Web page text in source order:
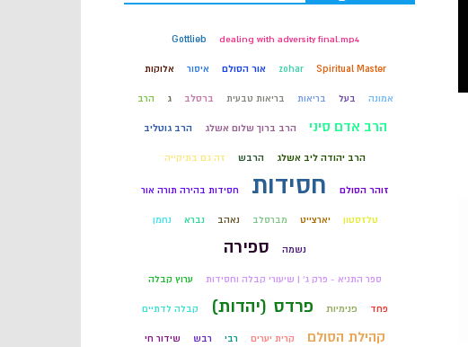
dealing with adversity final.mp4
Gottlieb
Spiritual Master
zohar אור הסולם איסור אלוקות
אמונה בעל בריאות בריאות טבעית ברסלב ג הרב
הרב אדם סיני הרב ברוך שלום אשלג הרב גוטליב
הרב יהודה ליב אשלג הרבש זה גם בתיקייה
זוהר הסולם חסידות חסידות בהירה תורה אור
טלזסטון יארצייט מברסלב נאהב נברא נחמן
נשמה ספירה
ספר התניא - פרק ג' | שיעורי קבלה וחסידות ערוץ קבלה
פחד פנימיות פרדס (יהדות) קבלה לדתיים
קהילת הסולם קרית יערים רבי רבש שידור חי